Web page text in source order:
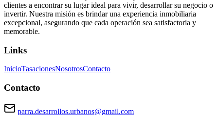
clientes a encontrar su lugar ideal para vivir, desarrollar su negocio o
invertir. Nuestra misión es brindar una experiencia inmobiliaria
excepcional, asegurando que cada operación sea satisfactoria y
memorable.
Links
InicioTasacionesNosotrosContacto
Contacto
parra.desarrollos.urbanos@gmail.com